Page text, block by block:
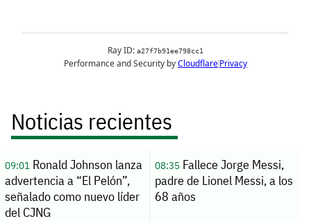
Noticias recientes
09:01Ronald Johnson lanza
advertencia a “El Pelón”,
señalado como nuevo líder
del CJNG
08:35Fallece Jorge Messi,
padre de Lionel Messi, a los
68 años